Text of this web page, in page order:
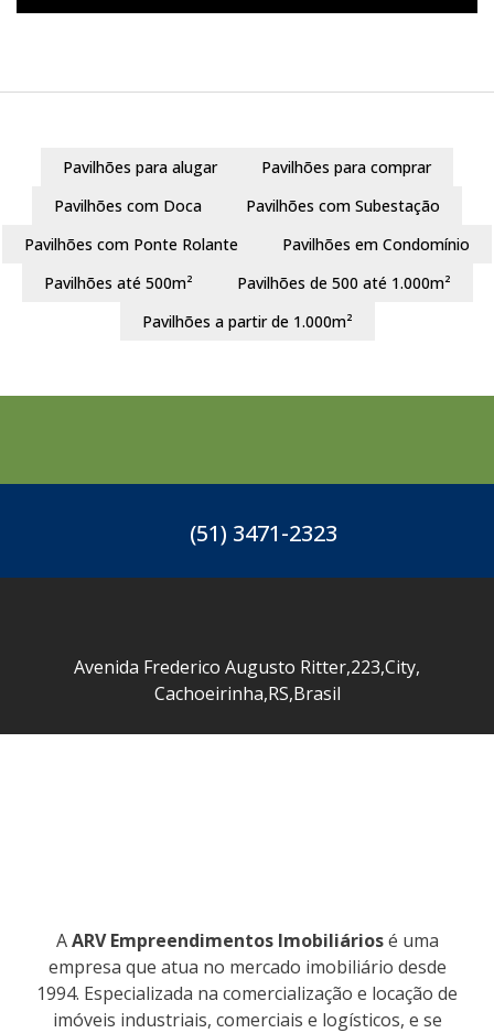
Pavilhões para alugar
Pavilhões para comprar
Pavilhões com Doca
Pavilhões com Subestação
Pavilhões com Ponte Rolante
Pavilhões em Condomínio
Pavilhões até 500m²
Pavilhões de 500 até 1.000m²
Pavilhões a partir de 1.000m²
(51) 3471-2323
Avenida Frederico Augusto Ritter,223,City,
Cachoeirinha,RS,Brasil
AARV Empreendimentos Imobiliáriosé uma
empresa que atua no mercado imobiliário desde
1994. Especializada na comercialização e locação de
imóveis industriais, comerciais e logísticos, e se